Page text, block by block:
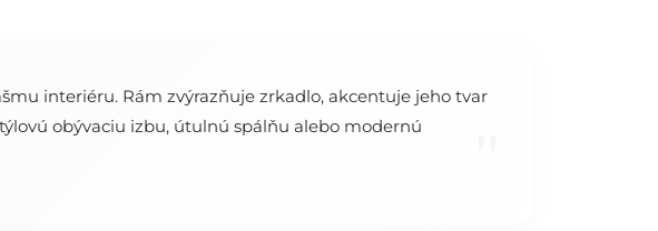
interiéru. Rám zvýrazňuje zrkadlo, akcentuje jeho tvar
obývaciu izbu, útulnú spálňu alebo modernú